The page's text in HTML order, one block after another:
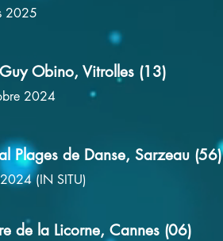
2025
Obino, Vitrolles (13)
2024
Plages de Danse, Sarzeau (56)
(IN SITU)
de la Licorne, Cannes (06)